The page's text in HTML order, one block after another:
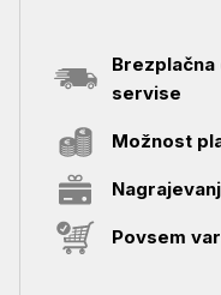
servise
Možnost
Povsem